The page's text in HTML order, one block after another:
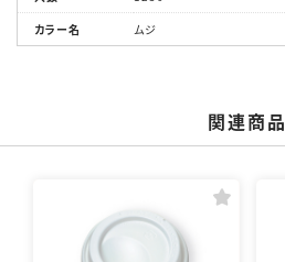
カラー名
ムジ
関連商品